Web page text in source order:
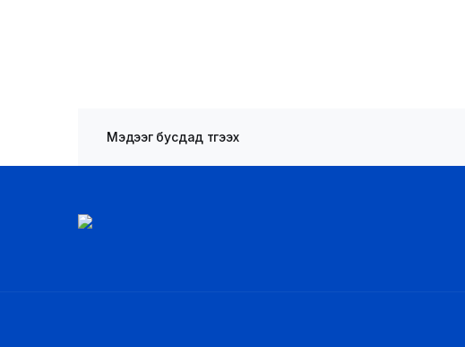
Мэдээг бусдад түгээх